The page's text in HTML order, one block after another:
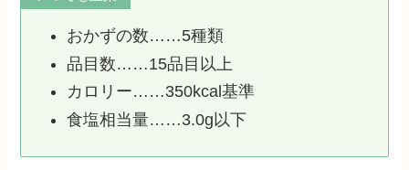
おかずの数……5種類
品目数……15品目以上
カロリー……350kcal基準
食塩相当量……3.0g以下